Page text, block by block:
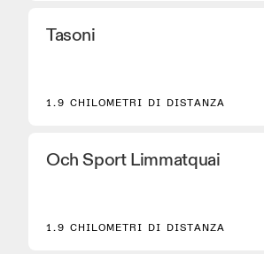
Tasoni
1.9 CHILOMETRI DI DISTANZA
Och Sport Limmatquai
1.9 CHILOMETRI DI DISTANZA